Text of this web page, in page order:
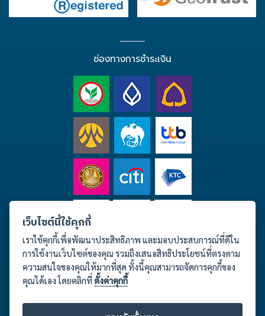
ช่องทางการชำระเงิน
ติดต่อเรา เวลาทำการ จันทร์-เสาร์ 09.00-18.00 น.
เว็บไซต์นี้ใช้คุกกี้
เราใช้คุกกี้เพื่อพัฒนาประสิทธิภาพ และมอบประสบการณ์ที่ดีใน
การใช้งานเว็บไซต์ของคุณ รวมถึงเสนอสิทธิประโยชน์ที่ตรงตาม
ความสนใจของคุณให้มากที่สุด ทั้งนี้คุณสามารถจัดการคุกกี้ของ
คุณได้เอง โดยคลิกที่ตั้งค่าคุกกี้